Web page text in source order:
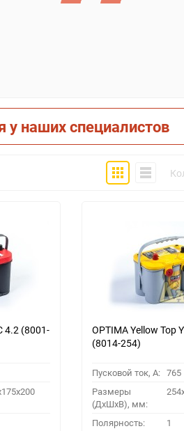
у наших специалистов
Плитка
4.2 (8001-
OPTIMA Yellow Top
(8014-254)
Пусковой ток, A: 765
Размеры
(ДхШхВ), мм:
Полярность: 1